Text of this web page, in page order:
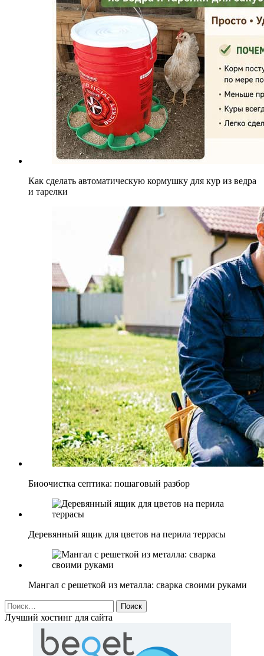
Как сделать автоматическую кормушку для кур из ведра
и тарелки
Биоочистка септика: пошаговый разбор
Деревянный ящик для цветов на перила террасы
Мангал с решеткой из металла: сварка своими руками
Найти:
Лучший хостинг для сайта